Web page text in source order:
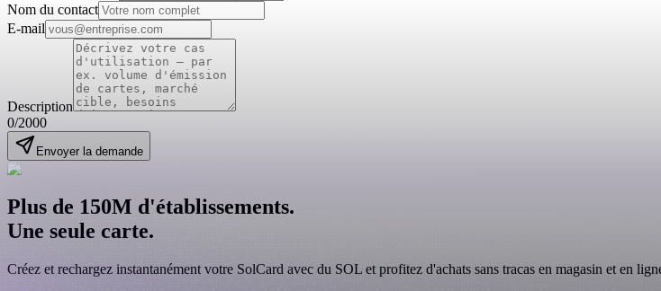
Nom du contact
E-mail
Description
0/2000
Envoyer la demande
Plus de 150M d'établissements.
Une seule carte.
Créez et rechargez instantanément votre SolCard avec du SOL et profitez d'achats sans tracas en magasin et en